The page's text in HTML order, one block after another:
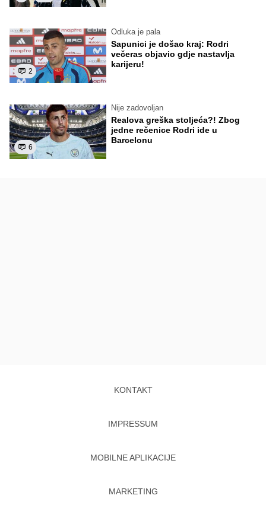
2
Odluka je pala
Sapunici je došao kraj: Rodri
večeras objavio gdje nastavlja
karijeru!
6
Nije zadovoljan
Realova greška stoljeća?! Zbog
jedne rečenice Rodri ide u
Barcelonu
KONTAKT
IMPRESSUM
MOBILNE APLIKACIJE
MARKETING